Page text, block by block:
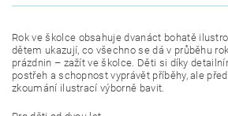
Rok ve školce obsahuje dvanáct bohatě
dětem ukazují, co všechno se dá v průběhu
prázdnin – zažít ve školce. Děti si díky
postřeh a schopnost vyprávět příběhy, ale
zkoumání ilustrací výborně bavit.